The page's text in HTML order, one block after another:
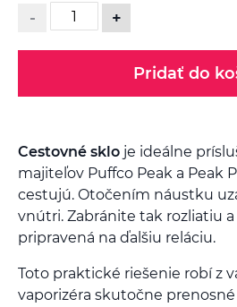
- +
Pridať do
Cestovné sklo je ideálne
majiteľov Puffco Peak a Peak
cestujú. Otočením náustku
vnútri. Zabránite tak rozliatiu a
pripravená na ďalšiu reláciu.
Toto praktické riešenie robí z
vaporizéra skutočne prenosné